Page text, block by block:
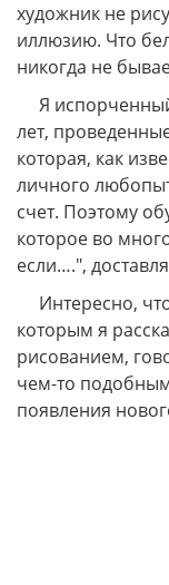
художник не
иллюзию. Что
никогда не
Я
лет,
которая, как
личного
счет. Поэтому
которое во
если….",
Интересно,
которым я
рисованием,
чем-то
появления